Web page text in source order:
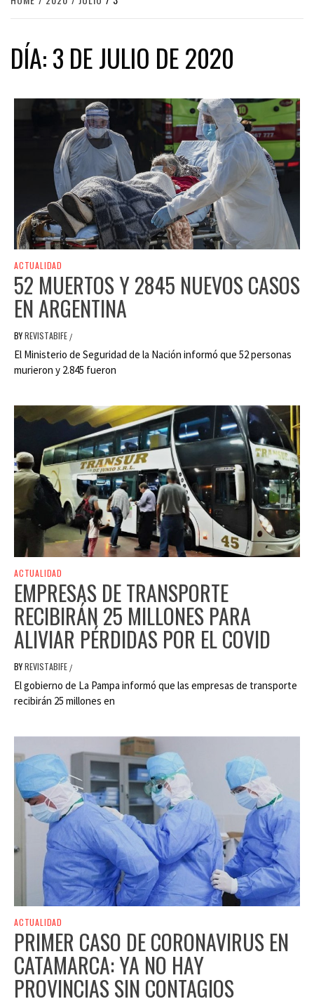
DÍA:3 DE JULIO DE 2020
ACTUALIDAD
52 MUERTOS Y 2845 NUEVOS CASOS
EN ARGENTINA
BYREVISTABIFE /
El Ministerio de Seguridad de la Nación informó que 52 personas
murieron y 2.845 fueron
ACTUALIDAD
EMPRESAS DE TRANSPORTE
RECIBIRÁN 25 MILLONES PARA
ALIVIAR PÉRDIDAS POR EL COVID
BYREVISTABIFE /
El gobierno de La Pampa informó que las empresas de transporte
recibirán 25 millones en
ACTUALIDAD
PRIMER CASO DE CORONAVIRUS EN
CATAMARCA: YA NO HAY
PROVINCIAS SIN CONTAGIOS